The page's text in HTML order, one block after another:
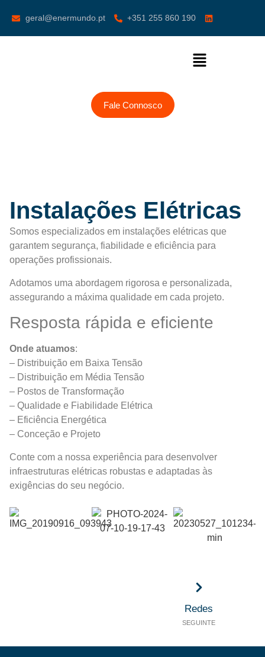
geral@enermundo.pt +351 255 860 190
Fale Connosco
Instalações Elétricas
Somos especializados em instalações elétricas que
garantem segurança, fiabilidade e eficiência para
operações profissionais.
Adotamos uma abordagem rigorosa e personalizada,
assegurando a máxima qualidade em cada projeto.
Resposta rápida e eficiente
Onde atuamos:
– Distribuição em Baixa Tensão
– Distribuição em Média Tensão
– Postos de Transformação
– Qualidade e Fiabilidade Elétrica
– Eficiência Energética
– Conceção e Projeto
Conte com a nossa experiência para desenvolver
infraestruturas elétricas robustas e adaptadas às
exigências do seu negócio.
Redes
SEGUINTE